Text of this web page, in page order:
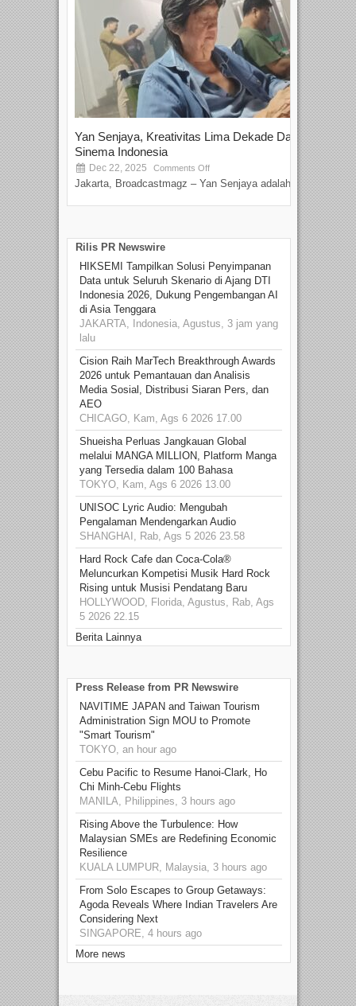
Yan Senjaya, Kreativitas Lima Dekade Dalam
Sinema Indonesia
Dec 22, 2025 Comments Off
Jakarta, Broadcastmagz – Yan Senjaya adalah...
Rilis PR Newswire
HIKSEMI Tampilkan Solusi Penyimpanan
Data untuk Seluruh Skenario di Ajang DTI
Indonesia 2026, Dukung Pengembangan AI
di Asia Tenggara
JAKARTA, Indonesia, Agustus, 3 jam yang
lalu
Cision Raih MarTech Breakthrough Awards
2026 untuk Pemantauan dan Analisis
Media Sosial, Distribusi Siaran Pers, dan
AEO
CHICAGO, Kam, Ags 6 2026 17.00
Shueisha Perluas Jangkauan Global
melalui MANGA MILLION, Platform Manga
yang Tersedia dalam 100 Bahasa
TOKYO, Kam, Ags 6 2026 13.00
UNISOC Lyric Audio: Mengubah
Pengalaman Mendengarkan Audio
SHANGHAI, Rab, Ags 5 2026 23.58
Hard Rock Cafe dan Coca-Cola®
Meluncurkan Kompetisi Musik Hard Rock
Rising untuk Musisi Pendatang Baru
HOLLYWOOD, Florida, Agustus, Rab, Ags
5 2026 22.15
Berita Lainnya
Press Release from PR Newswire
NAVITIME JAPAN and Taiwan Tourism
Administration Sign MOU to Promote
"Smart Tourism"
TOKYO, an hour ago
Cebu Pacific to Resume Hanoi-Clark, Ho
Chi Minh-Cebu Flights
MANILA, Philippines, 3 hours ago
Rising Above the Turbulence: How
Malaysian SMEs are Redefining Economic
Resilience
KUALA LUMPUR, Malaysia, 3 hours ago
From Solo Escapes to Group Getaways:
Agoda Reveals Where Indian Travelers Are
Considering Next
SINGAPORE, 4 hours ago
More news